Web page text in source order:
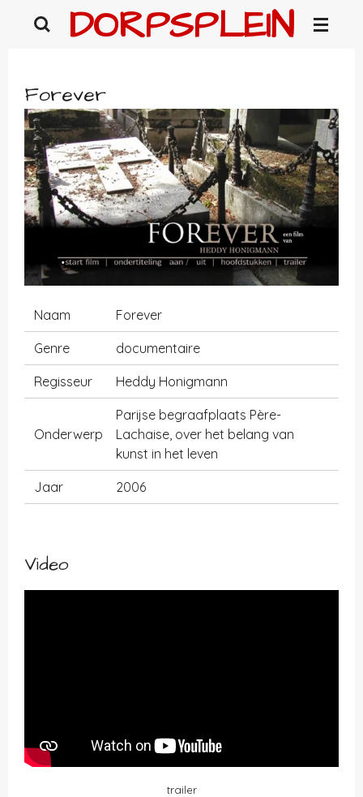
hoofdinhoud
DORPSPLEIN
Forever
Naam Forever
Genre documentaire
Regisseur Heddy Honigmann
Onderwerp
Parijse begraafplaats Père-
Lachaise, over het belang van
kunst in het leven
Jaar 2006
Video
trailer